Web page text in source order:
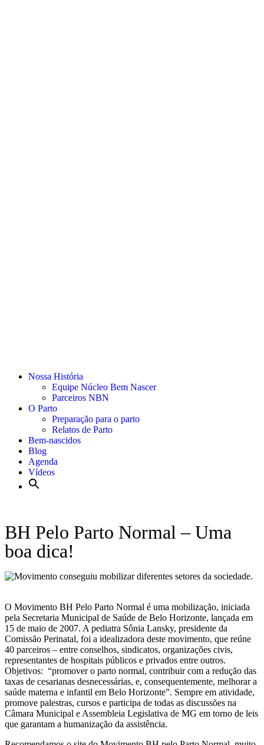
Nossa História
Equipe Núcleo Bem Nascer
Parceiros NBN
O Parto
Preparação para o parto
Relatos de Parto
Bem-nascidos
Blog
Agenda
Vídeos
BH Pelo Parto Normal – Uma
boa dica!
O Movimento BH Pelo Parto Normal é uma mobilização, iniciada
pela Secretaria Municipal de Saúde de Belo Horizonte, lançada em
15 de maio de 2007. A pediatra Sônia Lansky, presidente da
Comissão Perinatal, foi a idealizadora deste movimento, que reúne
40 parceiros – entre conselhos, sindicatos, organizações civis,
representantes de hospitais públicos e privados entre outros.
Objetivos: “promover o parto normal, contribuir com a redução das
taxas de cesarianas desnecessárias, e, consequentemente, melhorar a
saúde materna e infantil em Belo Horizonte”. Sempre em atividade,
promove palestras, cursos e participa de todas as discussões na
Câmara Municipal e Assembleia Legislativa de MG em torno de leis
que garantam a humanização da assistência.